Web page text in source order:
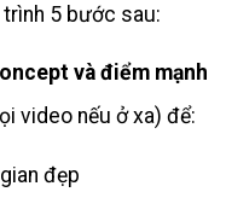
5 bước sau:
và điểm mạnh
video nếu ở xa) để:
đẹp